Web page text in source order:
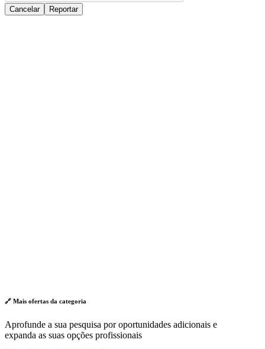
Cancelar Reportar
🔗 Mais ofertas da categoria
Aprofunde a sua pesquisa por oportunidades adicionais e
expanda as suas opções profissionais